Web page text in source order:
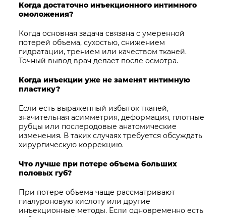
Когда достаточно инъекционного интимного
омоложения?
Когда основная задача связана с умеренной
потерей объема, сухостью, снижением
гидратации, трением или качеством тканей.
Точный вывод врач делает после осмотра.
Когда инъекции уже не заменят интимную
пластику?
Если есть выраженный избыток тканей,
значительная асимметрия, деформация, плотные
рубцы или послеродовые анатомические
изменения. В таких случаях требуется обсуждать
хирургическую коррекцию.
Что лучше при потере объема больших
половых губ?
При потере объема чаще рассматривают
гиалуроновую кислоту или другие
инъекционные методы. Если одновременно есть